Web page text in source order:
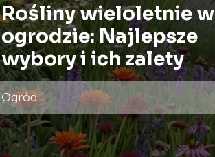
Rośliny wieloletnie w
ogrodzie: Najlepsze
wybory i ich zalety
Ogród